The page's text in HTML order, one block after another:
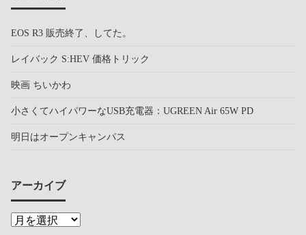
EOS R3 販売終了、してた。
レイバック S:HEV 価格トリック
映画 ちいかわ
小さくてハイパワーなUSB充電器：UGREEN Air 65W PD
明日はオープンキャンパス
アーカイブ